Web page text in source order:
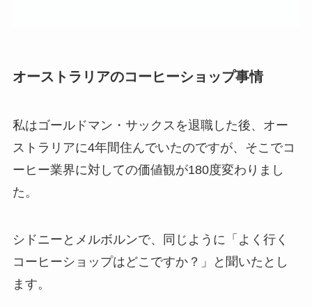
オーストラリアのコーヒーショップ事情
私はゴールドマン・サックスを退職した後、オー
ストラリアに4年間住んでいたのですが、そこでコ
ーヒー業界に対しての価値観が180度変わりまし
た。
シドニーとメルボルンで、同じように「よく行く
コーヒーショップはどこですか？」と聞いたとし
ます。